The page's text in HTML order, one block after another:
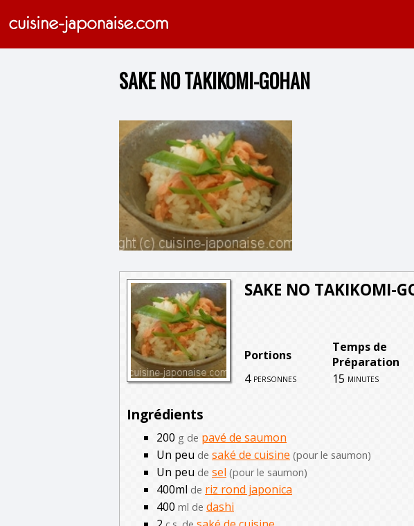
SAKE NO TAKIKOMI-GOHAN
SAKE NO TAKIKOMI-
Portions
Temps de
Préparation
4 personnes 15 minutes
Ingrédients
200 g de pavé de saumon
Un peu de saké de cuisine (pour le saumon)
Un peu de sel (pour le saumon)
400ml de riz rond japonica
400 ml de dashi